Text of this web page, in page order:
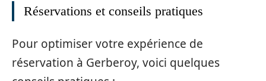
Réservations et conseils pratiques
Pour optimiser votre expérience de
réservation à Gerberoy, voici quelques